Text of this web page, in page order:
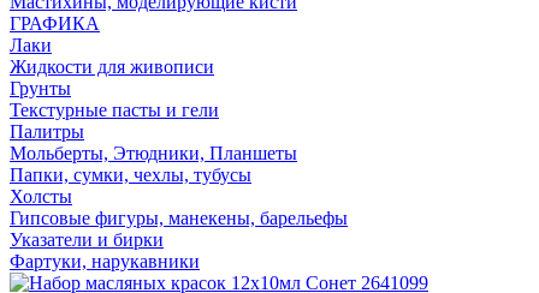
ГРАФИКА
Лаки
Жидкости для живописи
Грунты
Текстурные пасты и гели
Палитры
Мольберты, Этюдники, Планшеты
Папки, сумки, чехлы, тубусы
Холсты
Гипсовые фигуры, манекены, барельефы
Указатели и бирки
Фартуки, нарукавники